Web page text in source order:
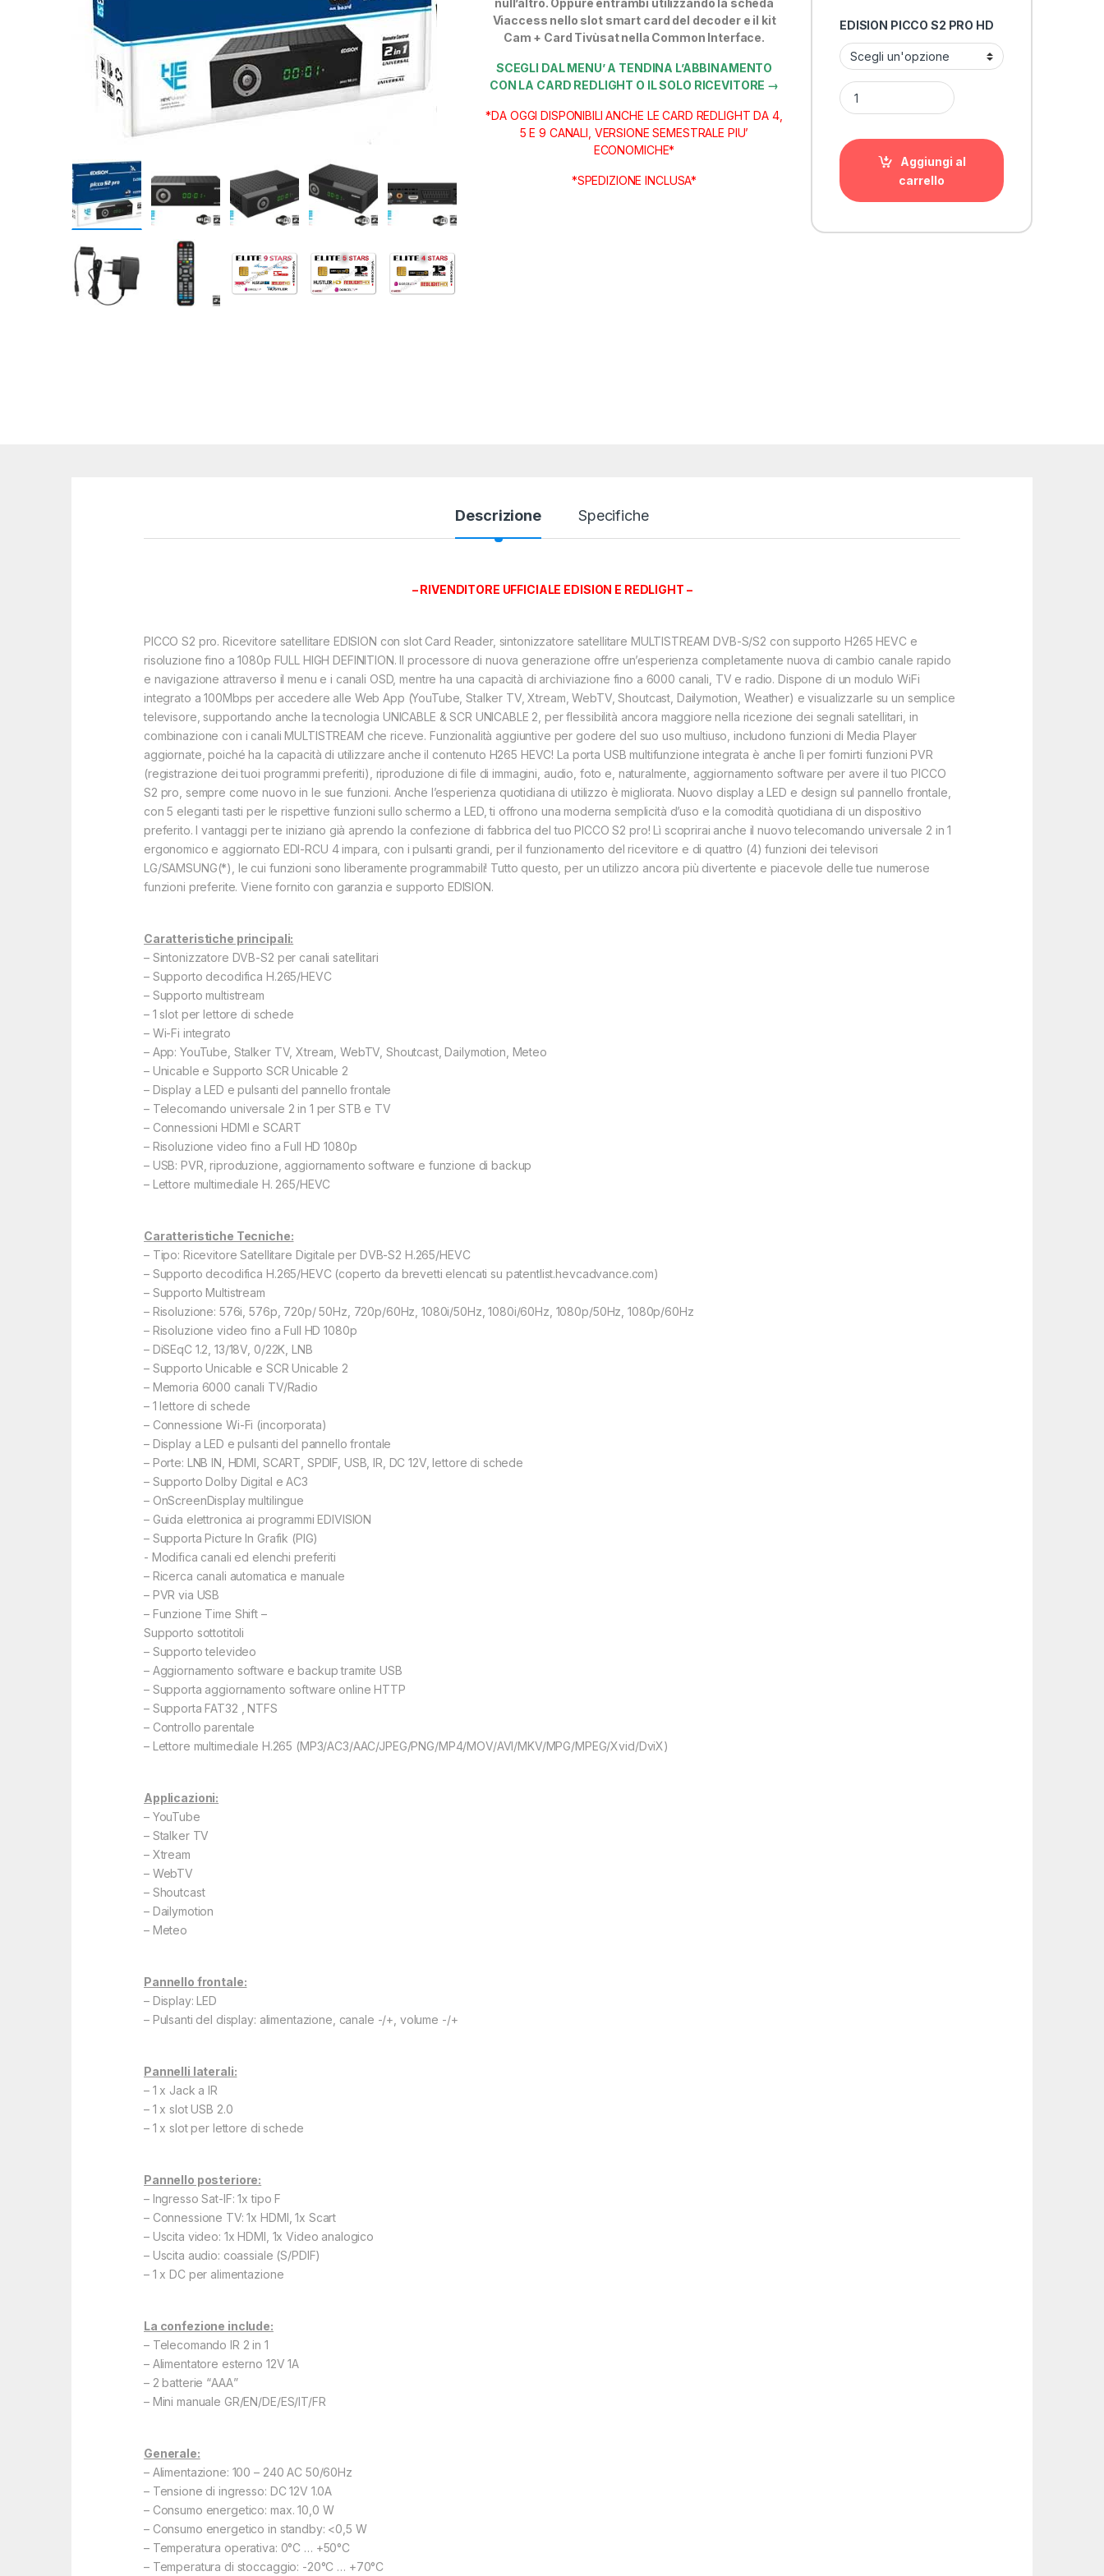
null’altro. Oppure entrambi utilizzando la scheda
Viaccess nello slot smart card del decoder e il kit
Cam + Card Tivùsat nella Common Interface.
SCEGLI DAL MENU’ A TENDINA L’ABBINAMENTO
CON LA CARD REDLIGHT O IL SOLO RICEVITORE →
*DA OGGI DISPONIBILI ANCHE LE CARD REDLIGHT DA 4,
5 E 9 CANALI, VERSIONE SEMESTRALE PIU’
ECONOMICHE*
*SPEDIZIONE INCLUSA*
EDISION PICCO S2 PRO HD
EDISION PICCO S2 PRO HD E CARD REDLIGHT
Aggiungi al
carrello
Descrizione Specifiche
– RIVENDITORE UFFICIALE EDISION E REDLIGHT –
PICCO S2 pro. Ricevitore satellitare EDISION con slot Card Reader, sintonizzatore satellitare MULTISTREAM DVB-S/S2 con supporto H265 HEVC e
risoluzione fino a 1080p FULL HIGH DEFINITION. Il processore di nuova generazione offre un’esperienza completamente nuova di cambio canale rapido
e navigazione attraverso il menu e i canali OSD, mentre ha una capacità di archiviazione fino a 6000 canali, TV e radio. Dispone di un modulo WiFi
integrato a 100Mbps per accedere alle Web App (YouTube, Stalker TV, Xtream, WebTV, Shoutcast, Dailymotion, Weather) e visualizzarle su un semplice
televisore, supportando anche la tecnologia UNICABLE & SCR UNICABLE 2, per flessibilità ancora maggiore nella ricezione dei segnali satellitari, in
combinazione con i canali MULTISTREAM che riceve. Funzionalità aggiuntive per godere del suo uso multiuso, includono funzioni di Media Player
aggiornate, poiché ha la capacità di utilizzare anche il contenuto H265 HEVC! La porta USB multifunzione integrata è anche lì per fornirti funzioni PVR
(registrazione dei tuoi programmi preferiti), riproduzione di file di immagini, audio, foto e, naturalmente, aggiornamento software per avere il tuo PICCO
S2 pro, sempre come nuovo in le sue funzioni. Anche l’esperienza quotidiana di utilizzo è migliorata. Nuovo display a LED e design sul pannello frontale,
con 5 eleganti tasti per le rispettive funzioni sullo schermo a LED, ti offrono una moderna semplicità d’uso e la comodità quotidiana di un dispositivo
preferito. I vantaggi per te iniziano già aprendo la confezione di fabbrica del tuo PICCO S2 pro! Lì scoprirai anche il nuovo telecomando universale 2 in 1
ergonomico e aggiornato EDI-RCU 4 impara, con i pulsanti grandi, per il funzionamento del ricevitore e di quattro (4) funzioni dei televisori
LG/SAMSUNG(*), le cui funzioni sono liberamente programmabili! Tutto questo, per un utilizzo ancora più divertente e piacevole delle tue numerose
funzioni preferite. Viene fornito con garanzia e supporto EDISION.
Caratteristiche principali:
– Sintonizzatore DVB-S2 per canali satellitari
– Supporto decodifica H.265/HEVC
– Supporto multistream
– 1 slot per lettore di schede
– Wi-Fi integrato
– App: YouTube, Stalker TV, Xtream, WebTV, Shoutcast, Dailymotion, Meteo
– Unicable e Supporto SCR Unicable 2
– Display a LED e pulsanti del pannello frontale
– Telecomando universale 2 in 1 per STB e TV
– Connessioni HDMI e SCART
– Risoluzione video fino a Full HD 1080p
– USB: PVR, riproduzione, aggiornamento software e funzione di backup
– Lettore multimediale H. 265/HEVC
Caratteristiche Tecniche:
– Tipo: Ricevitore Satellitare Digitale per DVB-S2 H.265/HEVC
– Supporto decodifica H.265/HEVC (coperto da brevetti elencati su patentlist.hevcadvance.com)
– Supporto Multistream
– Risoluzione: 576i, 576p, 720p/ 50Hz, 720p/60Hz, 1080i/50Hz, 1080i/60Hz, 1080p/50Hz, 1080p/60Hz
– Risoluzione video fino a Full HD 1080p
– DiSEqC 1.2, 13/18V, 0/22K, LNB
– Supporto Unicable e SCR Unicable 2
– Memoria 6000 canali TV/Radio
– 1 lettore di schede
– Connessione Wi-Fi (incorporata)
– Display a LED e pulsanti del pannello frontale
– Porte: LNB IN, HDMI, SCART, SPDIF, USB, IR, DC 12V, lettore di schede
– Supporto Dolby Digital e AC3
– OnScreenDisplay multilingue
– Guida elettronica ai programmi EDIVISION
– Supporta Picture In Grafik (PIG)
​​- Modifica canali ed elenchi preferiti
– Ricerca canali automatica e manuale
– PVR via USB
– Funzione Τime Shift –
Supporto sottotitoli
– Supporto televideo
– Aggiornamento software e backup tramite USB
– Supporta aggiornamento software online HTTP
– Supporta FAT32 , NTFS
– Controllo parentale
– Lettore multimediale H.265 (MP3/AC3/AAC/JPEG/PNG/MP4/MOV/AVI/MKV/MPG/MPEG/Xvid/DviX)
Applicazioni:
– YouTube
– Stalker TV
– Xtream
– WebTV
– Shoutcast
– Dailymotion
– Meteo
Pannello frontale:
– Display: LED
– Pulsanti del display: alimentazione, canale -/+, volume -/+
Pannelli laterali:
– 1 x Jack a IR
– 1 x slot USB 2.0
– 1 x slot per lettore di schede
Pannello posteriore:
– Ingresso Sat-IF: 1x tipo F
– Connessione TV: 1x HDMI, 1x Scart
– Uscita video: 1x HDMI, 1x Video analogico
– Uscita audio: coassiale (S/PDIF)
– 1 x DC per alimentazione
La confezione include:
– Telecomando IR 2 in 1
– Alimentatore esterno 12V 1A
– 2 batterie “ΑΑΑ”
– Mini manuale GR/EN/DE/ES/IT/FR
Generale:
– Alimentazione: 100 – 240 AC 50/60Hz
– Tensione di ingresso: DC 12V 1.0A
– Consumo energetico: max. 10,0 W
– Consumo energetico in standby: <0,5 W
– Temperatura operativa: 0°C … +50°C
– Temperatura di stoccaggio: -20°C … +70°C